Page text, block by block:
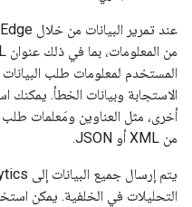
المستخدم لمعلومات طلب
الاستجابة وبيانات الخطأ.
أخرى، مثل العناوين ومَعلمات
من XML أو JSON.
التحليلات في الخلفية. يمكن